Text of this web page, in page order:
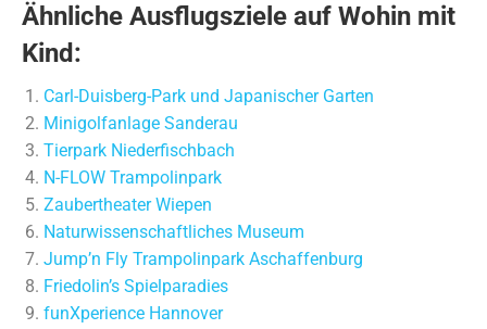
Ähnliche Ausflugsziele auf Wohin mit
Kind:
Carl-Duisberg-Park und Japanischer Garten
Minigolfanlage Sanderau
Tierpark Niederfischbach
N-FLOW Trampolinpark
Zaubertheater Wiepen
Naturwissenschaftliches Museum
Jump’n Fly Trampolinpark Aschaffenburg
Friedolin’s Spielparadies
funXperience Hannover